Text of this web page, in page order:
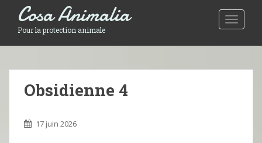
Toggle
Cosa Animalia
Pour la protection animale
Obsidienne 4
17 juin 2026